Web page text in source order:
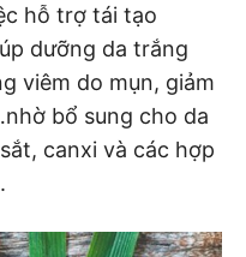
hỗ trợ tái tạo
dưỡng da trắng
viêm do mụn, giảm
bổ sung cho da
canxi và các hợp